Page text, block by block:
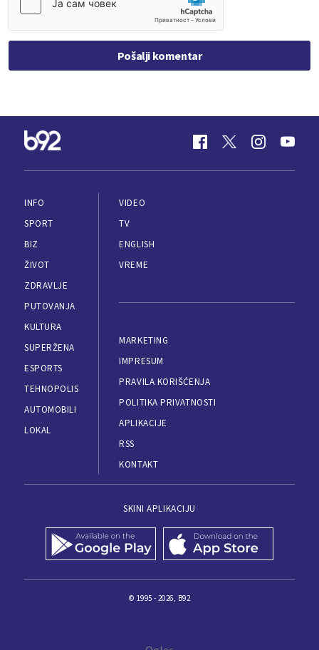
Pošalji komentar
INFO
SPORT
BIZ
ŽIVOT
ZDRAVLJE
PUTOVANJA
KULTURA
SUPERŽENA
ESPORTS
TEHNOPOLIS
AUTOMOBILI
LOKAL
VIDEO
TV
ENGLISH
VREME
MARKETING
IMPRESUM
PRAVILA KORIŠĆENJA
POLITIKA PRIVATNOSTI
APLIKACIJE
RSS
KONTAKT
SKINI APLIKACIJU
© 1995 - 2026, B92